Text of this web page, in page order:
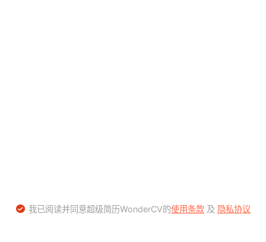
我已阅读并同意超级简历WonderCV的使用条款及 隐私协议